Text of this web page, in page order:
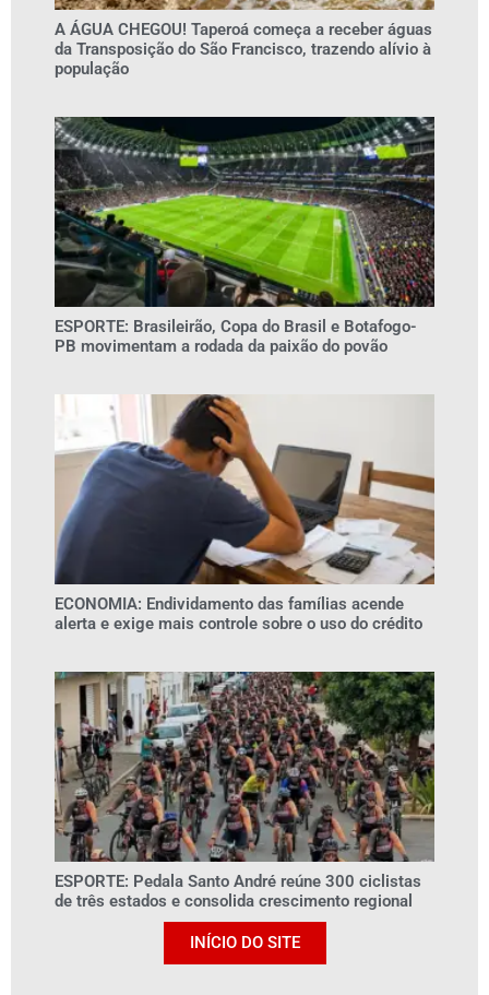
A ÁGUA CHEGOU! Taperoá começa a receber águas
da Transposição do São Francisco, trazendo alívio à
população
ESPORTE: Brasileirão, Copa do Brasil e Botafogo-
PB movimentam a rodada da paixão do povão
ECONOMIA: Endividamento das famílias acende
alerta e exige mais controle sobre o uso do crédito
ESPORTE: Pedala Santo André reúne 300 ciclistas
de três estados e consolida crescimento regional
INÍCIO DO SITE